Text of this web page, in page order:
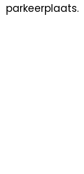
parkeerplaats.